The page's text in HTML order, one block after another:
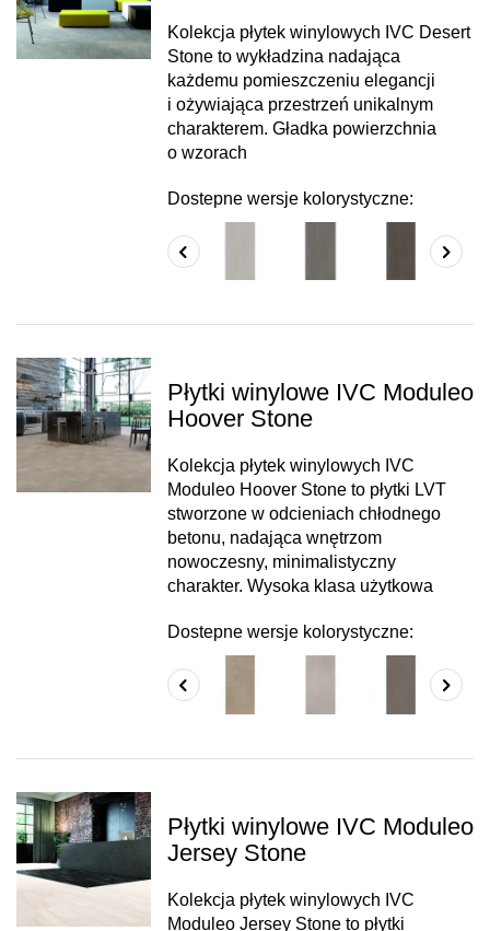
Kolekcja płytek winylowych IVC Desert
Stone to wykładzina nadająca
każdemu pomieszczeniu elegancji
i ożywiająca przestrzeń unikalnym
charakterem. Gładka powierzchnia
o wzorach
Dostepne wersje kolorystyczne:
Płytki winylowe IVC Moduleo
Hoover Stone
Kolekcja płytek winylowych IVC
Moduleo Hoover Stone to płytki LVT
stworzone w odcieniach chłodnego
betonu, nadająca wnętrzom
nowoczesny, minimalistyczny
charakter. Wysoka klasa użytkowa
Dostepne wersje kolorystyczne:
Płytki winylowe IVC Moduleo
Jersey Stone
Kolekcja płytek winylowych IVC
Moduleo Jersey Stone to płytki